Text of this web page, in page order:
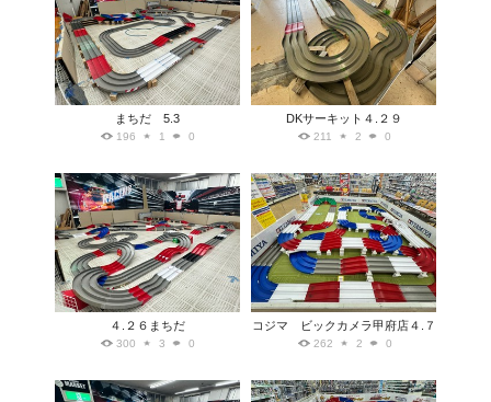
まちだ 5.3
196 1 0
DKサーキット４.２９
211 2 0
４.２６まちだ
300 3 0
コジマ ビックカメラ甲府店４.７
262 2 0